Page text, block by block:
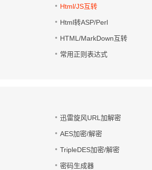
Html/JS互转
Html转ASP/Perl
HTML/MarkDown互转
常用正则表达式
迅雷旋风URL加解密
AES加密/解密
TripleDES加密/解密
密码生成器